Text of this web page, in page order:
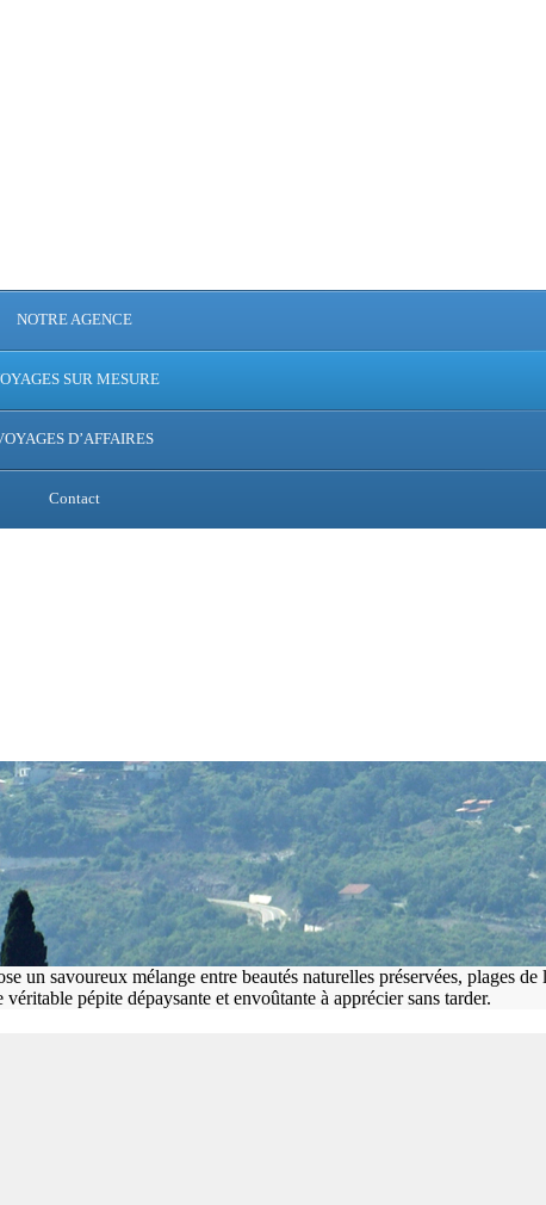
NOTRE AGENCE
SUR MESURE
D’AFFAIRES
Contact
savoureux mélange entre beautés naturelles préservées, plages de
pépite dépaysante et envoûtante à apprécier sans tarder.